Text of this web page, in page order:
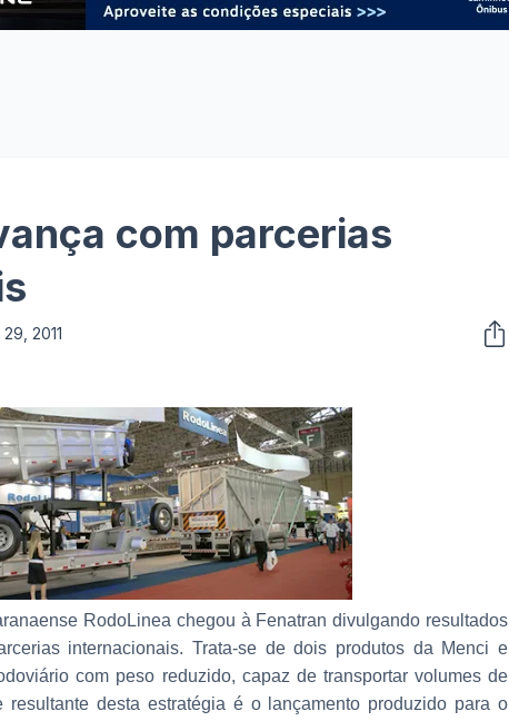
com parcerias
2011
RodoLinea chegou à Fenatran divulgando resultados
internacionais. Trata-se de dois produtos da Menci e
com peso reduzido, capaz de transportar volumes de
resultante desta estratégia é o lançamento produzido para o